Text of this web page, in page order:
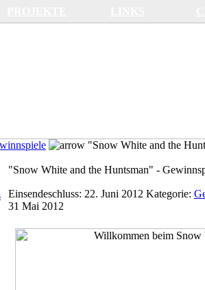
"Snow White and the
"Snow White and the Huntsman" -
Einsendeschluss: 22. Juni 2012 Kategorie:
31 Mai 2012